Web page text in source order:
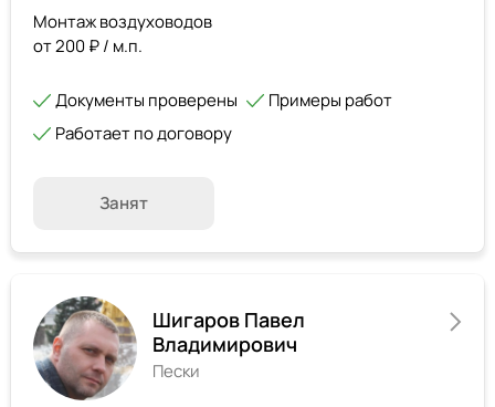
Монтаж воздуховодов
от 200 ₽ / м.п.
Документы проверены
Примеры работ
Работает по договору
Занят
Шигаров Павел
Владимирович
Пески